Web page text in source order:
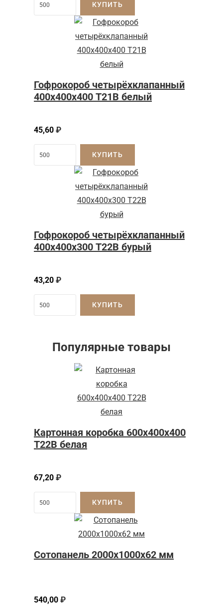
КУПИТЬ
Гофрокороб четырёхклапанный
400х400х400 Т21В белый
45,60 ₽
КУПИТЬ
Гофрокороб четырёхклапанный
400х400х300 Т22В бурый
43,20 ₽
КУПИТЬ
Популярные товары
Картонная коробка 600x400x400
Т22B белая
67,20 ₽
КУПИТЬ
Сотопанель 2000x1000x62 мм
540,00 ₽